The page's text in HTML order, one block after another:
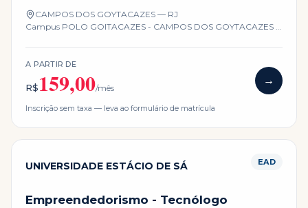
CAMPOS DOS GOYTACAZES — RJ
Campus POLO GOITACAZES - CAMPOS DOS GOYTACAZES -
A PARTIR DE
R$159,00/mês
→
Inscrição sem taxa — leva ao formulário de matrícula
UNIVERSIDADE ESTÁCIO DE SÁ EAD
Empreendedorismo - Tecnólogo